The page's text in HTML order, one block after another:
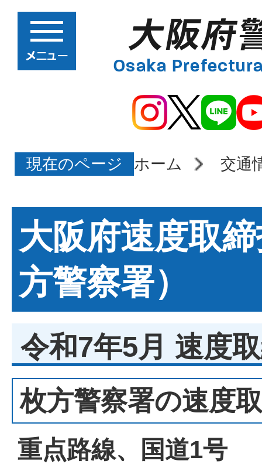
現在のページ ホーム 交通
大阪府速度取
方警察署）
令和7年5月 速度
枚方警察署の速度
重点路線、国道1号